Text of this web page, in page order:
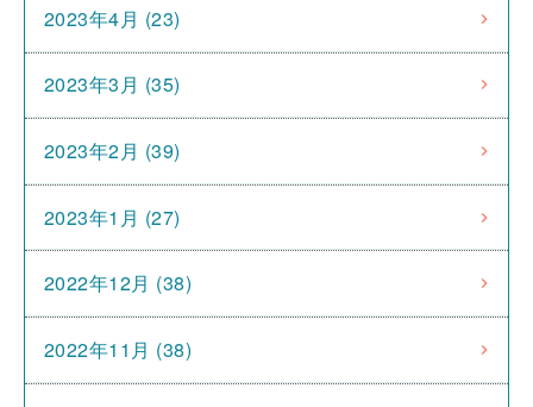
2023年4月 (23)
2023年3月 (35)
2023年2月 (39)
2023年1月 (27)
2022年12月 (38)
2022年11月 (38)